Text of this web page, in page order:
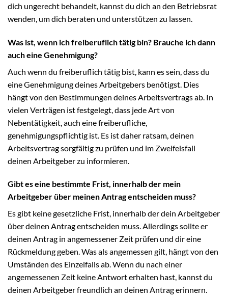
dich ungerecht behandelt, kannst du dich an den Betriebsrat
wenden, um dich beraten und unterstützen zu lassen.
Was ist, wenn ich freiberuflich tätig bin? Brauche ich dann
auch eine Genehmigung?
Auch wenn du freiberuflich tätig bist, kann es sein, dass du
eine Genehmigung deines Arbeitgebers benötigst. Dies
hängt von den Bestimmungen deines Arbeitsvertrags ab. In
vielen Verträgen ist festgelegt, dass jede Art von
Nebentätigkeit, auch eine freiberufliche,
genehmigungspflichtig ist. Es ist daher ratsam, deinen
Arbeitsvertrag sorgfältig zu prüfen und im Zweifelsfall
deinen Arbeitgeber zu informieren.
Gibt es eine bestimmte Frist, innerhalb der mein
Arbeitgeber über meinen Antrag entscheiden muss?
Es gibt keine gesetzliche Frist, innerhalb der dein Arbeitgeber
über deinen Antrag entscheiden muss. Allerdings sollte er
deinen Antrag in angemessener Zeit prüfen und dir eine
Rückmeldung geben. Was als angemessen gilt, hängt von den
Umständen des Einzelfalls ab. Wenn du nach einer
angemessenen Zeit keine Antwort erhalten hast, kannst du
deinen Arbeitgeber freundlich an deinen Antrag erinnern.